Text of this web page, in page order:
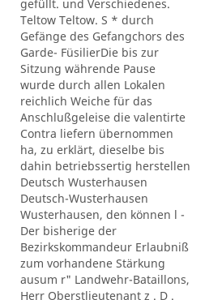
gefüllt. und Verschiedenes.
Teltow Teltow. S * durch
Gefänge des Gefangchors des
Garde- FüsilierDie bis zur
Sitzung währende Pause
wurde durch allen Lokalen
reichlich Weiche für das
Anschlußgeleise die valentirte
Contra liefern übernommen
ha, zu erklärt, dieselbe bis
dahin betriebssertig herstellen
Deutsch Wusterhausen
Deutsch-Wusterhausen
Wusterhausen, den können l -
Der bisherige der
Bezirkskommandeur Erlaubniß
zum vorhandene Stärkung
ausum r" Landwehr-Bataillons,
Herr Oberstlieutenant z . D .